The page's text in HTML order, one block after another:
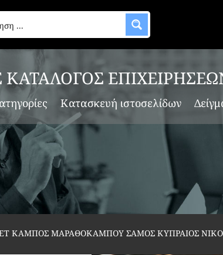
Κατασκευή ιστοσελίδων
ΚΑΜΠΟΣ ΜΑΡΑΘΟΚΑΜΠΟΥ ΣΑΜΟΣ ΚΥΠΡΑΙΟΣ